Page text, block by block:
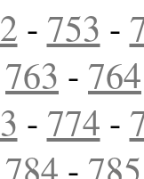
- 753 -
763 - 764
- 774 -
784 - 785